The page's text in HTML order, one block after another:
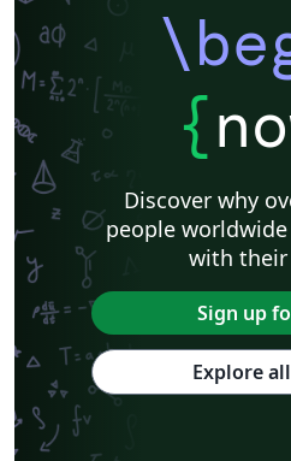
{
Discover why
people
with their
Sign up
Explore